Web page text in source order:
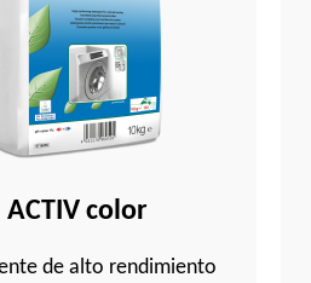
ACTIV color
de alto rendimiento